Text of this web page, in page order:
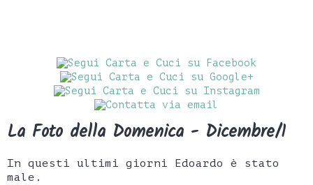
La Foto della Domenica - Dicembre/1
In questi ultimi giorni Edoardo è stato
male.